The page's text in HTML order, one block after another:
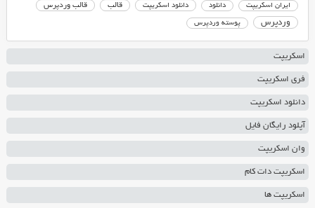
ایران اسکریپت دانلود دانلود اسکریپت قالب قالب وردپرس
وردپرس پوسته وردپرس
اسکریپت
فری اسکریپت
دانلود اسکریپت
آپلود رایگان فایل
وان اسکریپت
اسکریپت دات کام
اسکریپت ها